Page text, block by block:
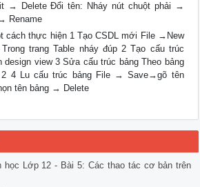
→ Delete Đổi tên: Nháy nút chuột phải →
Rename
cách thực hiện 1 Tạo CSDL mới File →New
trang Table nháy đúp 2 Tạo cấu trúc
design view 3 Sửa cấu trúc bảng Theo bảng
2 4 Lu cấu trúc bảng File → Save→gõ tên
tên bảng → Delete
học Lớp 12 - Bài 5: Các thao tác cơ bản trên